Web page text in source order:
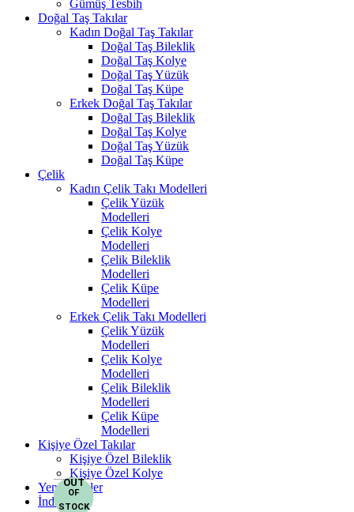
Gümüş Tesbih
Doğal Taş Takılar
Kadın Doğal Taş Takılar
Doğal Taş Bileklik
Doğal Taş Kolye
Doğal Taş Yüzük
Doğal Taş Küpe
Erkek Doğal Taş Takılar
Doğal Taş Bileklik
Doğal Taş Kolye
Doğal Taş Yüzük
Doğal Taş Küpe
Çelik
Kadın Çelik Takı Modelleri
Çelik Yüzük
Modelleri
Çelik Kolye
Modelleri
Çelik Bileklik
Modelleri
Çelik Küpe
Modelleri
Erkek Çelik Takı Modelleri
Çelik Yüzük
Modelleri
Çelik Kolye
Modelleri
Çelik Bileklik
Modelleri
Çelik Küpe
Modelleri
Kişiye Özel Takılar
Kişiye Özel Bileklik
Kişiye Özel Kolye
Yeni Ürünler
İndirim
OUT
OF
STOCK
OUT
OF
STOCK
OUT
OF
STOCK
OUT
OF
STOCK
OUT
OF
STOCK
OUT
OF
STOCK
OUT
OF
STOCK
OUT
OF
STOCK
OUT
OF
STOCK